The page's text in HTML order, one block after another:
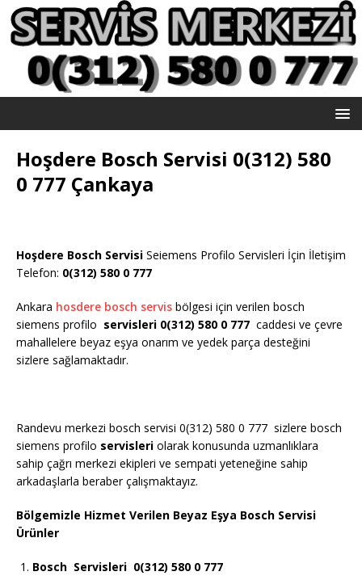
Hoşdere Bosch Servisi 0(312) 580
0 777 Çankaya
Hoşdere Bosch Servisi Seiemens Profilo Servisleri İçin İletişim
Telefon: 0(312) 580 0 777
Ankara hosdere bosch servis bölgesi için verilen bosch
siemens profilo servisleri 0(312) 580 0 777 caddesi ve çevre
mahallelere beyaz eşya onarım ve yedek parça desteğini
sizlere sağlamaktadır.
Randevu merkezi bosch servisi 0(312) 580 0 777 sizlere bosch
siemens profilo servisleri olarak konusunda uzmanlıklara
sahip çağrı merkezi ekipleri ve sempati yeteneğine sahip
arkadaşlarla beraber çalışmaktayız.
Bölgemizle Hizmet Verilen Beyaz Eşya Bosch Servisi
Ürünler
Bosch Servisleri 0(312) 580 0 777